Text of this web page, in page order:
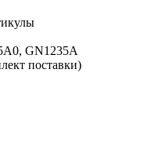
GN1235A
поставки)